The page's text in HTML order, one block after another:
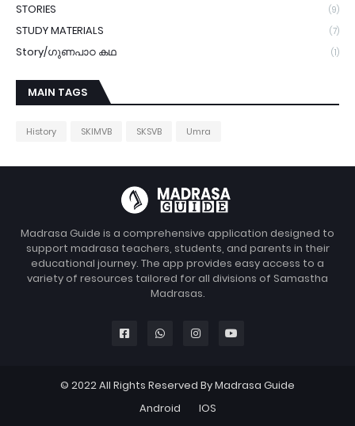
STORIES (9)
STUDY MATERIALS (7)
Story/ഗുണപാഠ കഥ (1)
MAIN TAGS
History SKIMVB SKSVB Umra
Madrasa Guide is a comprehensive application designed to
support madrasa teachers, students, and parents in their
educational journey. The app provides easy access to a
variety of resources tailored for all divisions of Samastha
Madrasas.
© 2022 All Rights Reserved By Madrasa Guide
Android
IOS